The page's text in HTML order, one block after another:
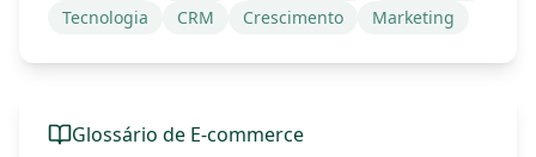
Tecnologia
CRM Crescimento Marketing
Glossário de E-commerce